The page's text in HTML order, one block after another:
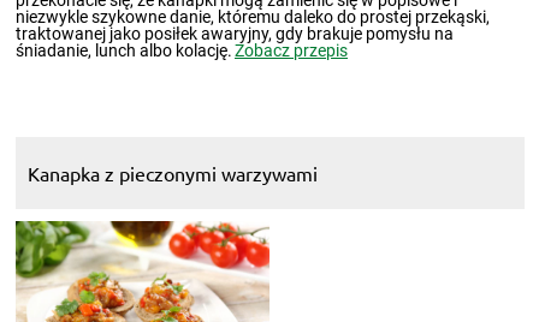
niezwykle szykowne danie, któremu daleko do prostej przekąski,
traktowanej jako posiłek awaryjny, gdy brakuje pomysłu na
śniadanie, lunch albo kolację.Zobacz przepis
Kanapka z pieczonymi warzywami